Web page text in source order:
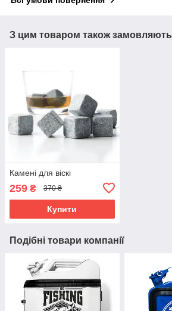
З цим товаром також замовляють
Камені для віскі
259 ₴ 370 ₴
Купити
Подібні товари компанії